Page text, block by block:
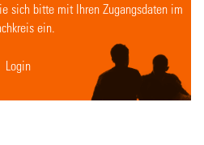
sich bitte mit Ihren Zugangsdaten im
ein.
Login